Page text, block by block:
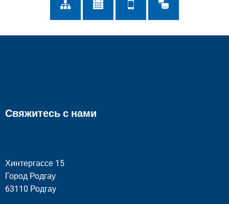
Свяжитесь с нами
Хинтергассе 15
Город Родгау
63110 Родгау